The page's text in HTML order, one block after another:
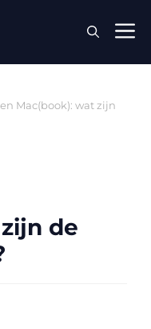
Mac(book): wat zijn
de